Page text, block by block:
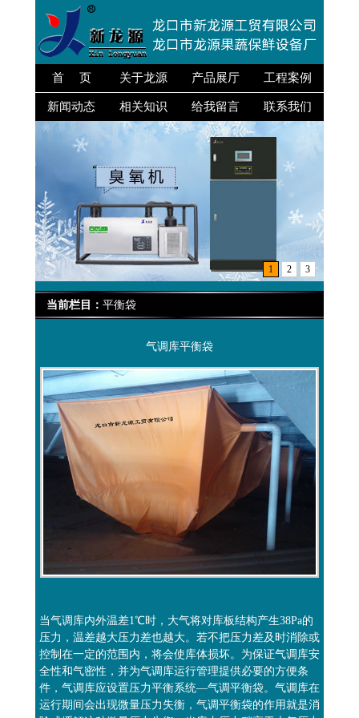
首 页 关于龙源 产品展厅 工程案例
新闻动态 相关知识 给我留言 联系我们
1 2 3
当前栏目： 平衡袋
气调库平衡袋
当气调库内外温差1℃时，大气将对库板结构产生38Pa的
压力，温差越大压力差也越大。若不把压力差及时消除或
控制在一定的范围内，将会使库体损坏。为保证气调库安
全性和气密性，并为气调库运行管理提供必要的方便条
件，气调库应设置压力平衡系统—气调平衡袋。气调库在
运行期间会出现微量压力失衡，气调平衡袋的作用就是消